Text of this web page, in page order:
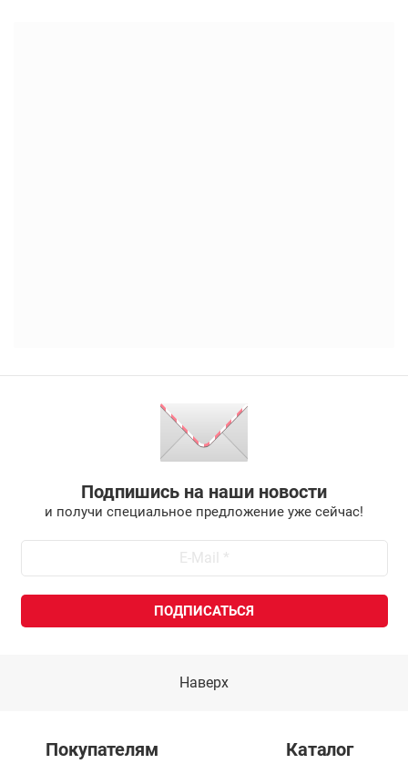
Подпишись на наши новости
и получи специальное предложение уже сейчас!
Наверх
Покупателям Каталог